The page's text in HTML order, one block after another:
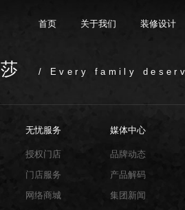
首页 关于我们
瓷薄板、大板、岩板等品类，秉承“每个家
莎的微笑作为营销服务的核心精神，使顾客在
装修设计
提供参考和选择。
学，以多纹理设计、多质感工艺、多规格的
间的无限表达，为人们提供源源不断的美学
。与此同时，蒙娜丽莎对服务体系进行全新
，全面打通陶瓷大板岩板销售的“最后一公里”
人们多样的生活方式需求。
的战略合作业务树立典范。
/ Every family
无忧服务
授权门店
门店服务
网络商城
媒体中心
品牌动态
产品解码
集团新闻